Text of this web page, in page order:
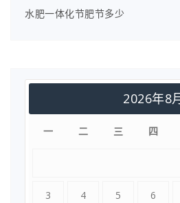
水肥一体化节肥节多少
2026年8
一 二 三 四
3 4 5 6